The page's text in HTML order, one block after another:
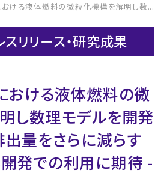
おける液体燃料の微粒化機構を解明し数...
リリース・研究成果
おける液体燃料の微
し数理モデルを開発
出量をさらに減らす
発での利用に期待 -